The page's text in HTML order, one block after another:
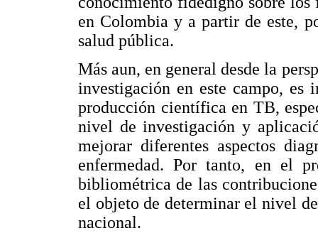
en Colombia y a partir de este,
salud pública.
Más aun, en general desde la
investigación en este campo, es
producción científica en TB,
nivel de investigación y
mejorar diferentes aspectos
enfermedad. Por tanto, en el
bibliométrica de las
el objeto de determinar el nivel
nacional.